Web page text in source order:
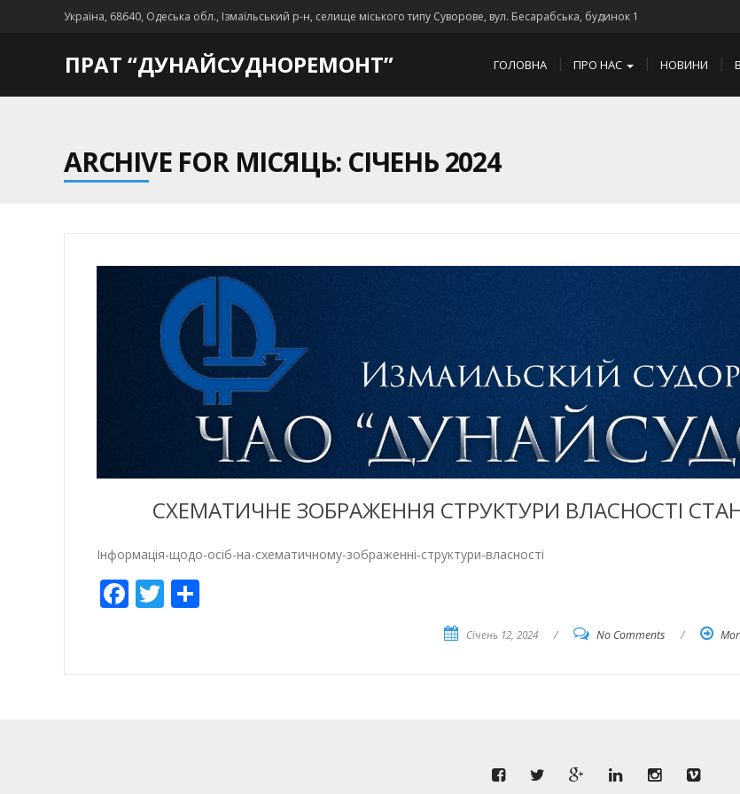
Україна, 68640, Одеська обл., Ізмаїльський р-н, селище міського типу Суворове, вул. Бесарабська, будинок 1
ПРАТ “ДУНАЙСУДНОРЕМОНТ” ГОЛОВНА ПРО НАС НОВИНИ
ARCHIVE FOR МІСЯЦЬ: СІЧЕНЬ 2024
СХЕМАТИЧНЕ ЗОБРАЖЕННЯ СТРУКТУРИ ВЛАСНОСТІ
Інформація-щодо-осіб-на-схематичному-зображенні-структури-власності
Facebook
Twitter
Share
Січень 12, 2024 / No Comments /